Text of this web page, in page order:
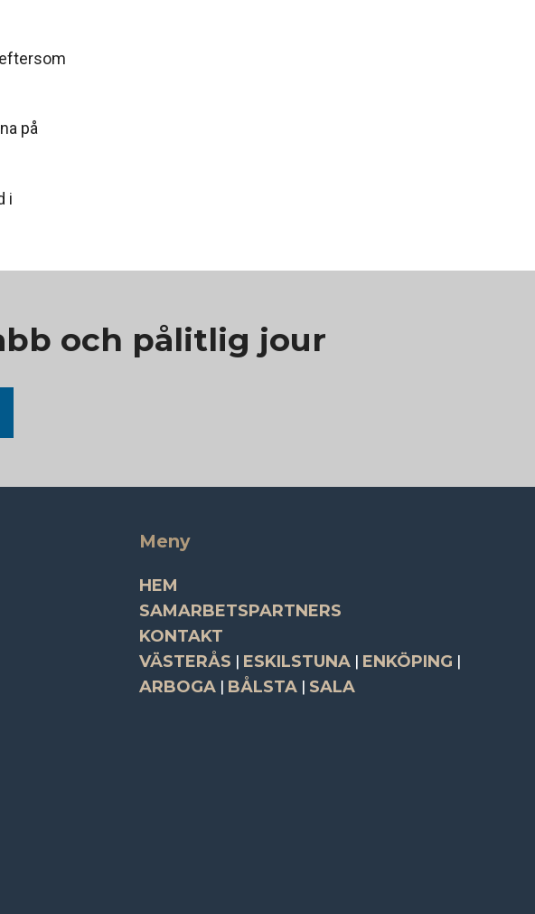
på
i
och pålitlig jour
Meny
HEM
SAMARBETSPARTNERS
KONTAKT
VÄSTERÅS | ESKILSTUNA | ENKÖPING |
ARBOGA | BÅLSTA | SALA